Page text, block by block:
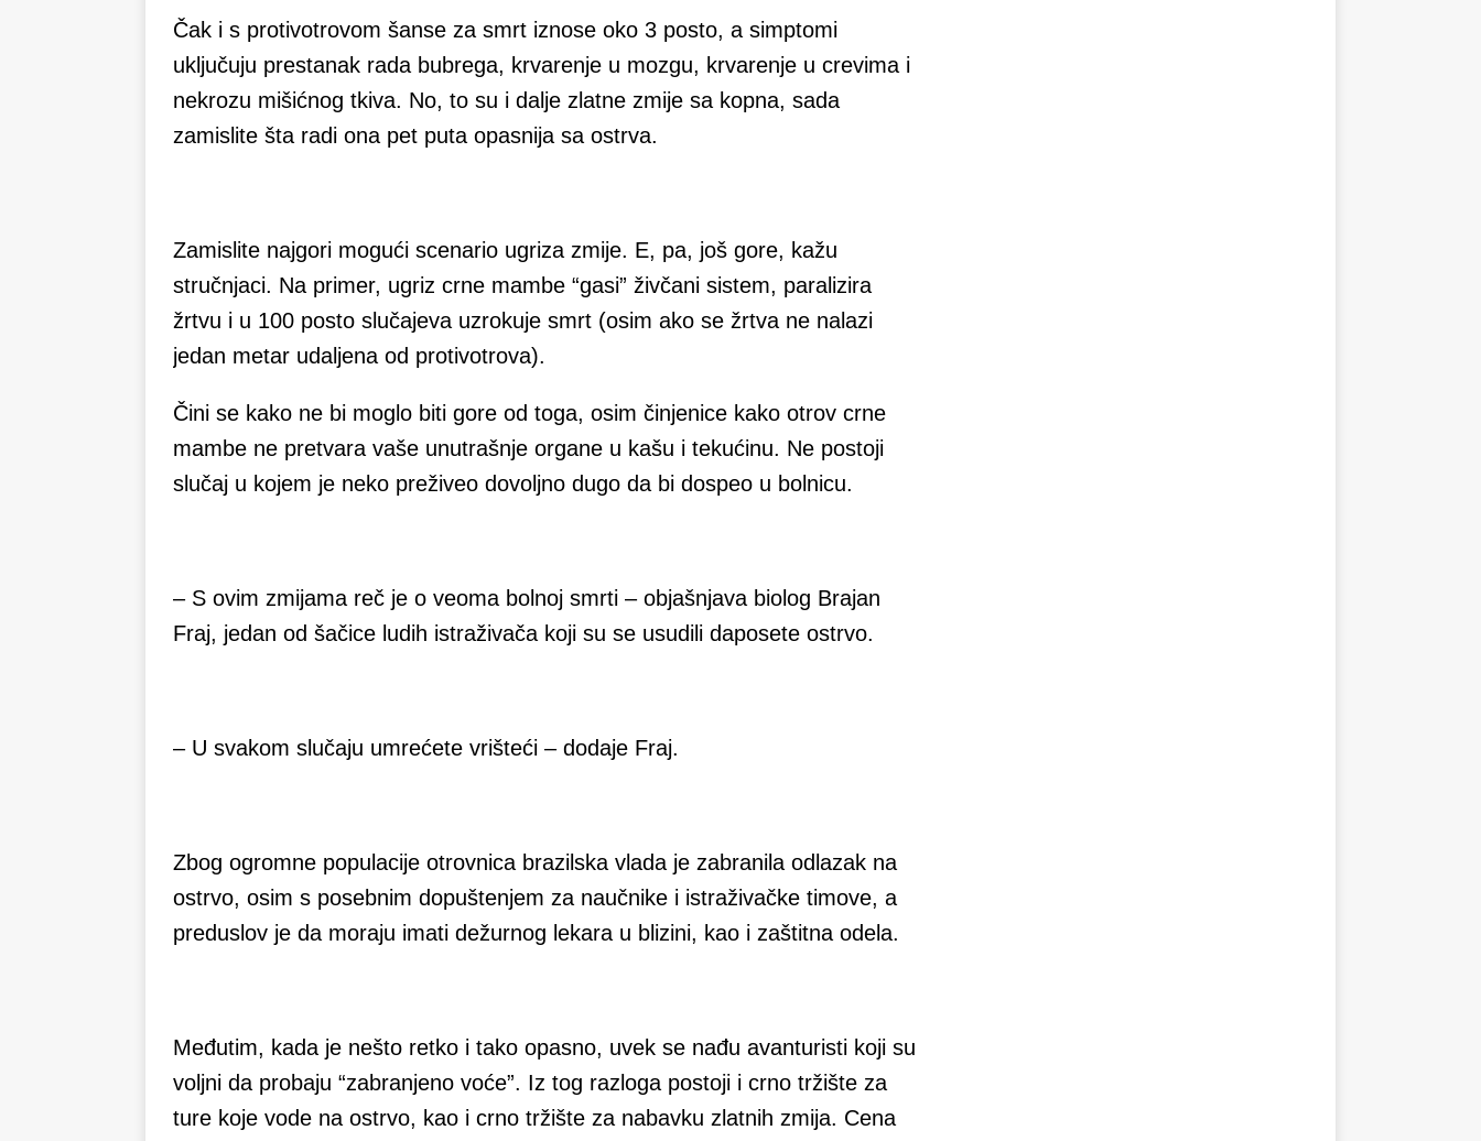
Čak i s protivotrovom šanse za smrt iznose oko 3 posto, a simptomi
uključuju prestanak rada bubrega, krvarenje u mozgu, krvarenje u crevima i
nekrozu mišićnog tkiva. No, to su i dalje zlatne zmije sa kopna, sada
zamislite šta radi ona pet puta opasnija sa ostrva.
Zamislite najgori mogući scenario ugriza zmije. E, pa, još gore, kažu
stručnjaci. Na primer, ugriz crne mambe “gasi” živčani sistem, paralizira
žrtvu i u 100 posto slučajeva uzrokuje smrt (osim ako se žrtva ne nalazi
jedan metar udaljena od protivotrova).
Čini se kako ne bi moglo biti gore od toga, osim činjenice kako otrov crne
mambe ne pretvara vaše unutrašnje organe u kašu i tekućinu. Ne postoji
slučaj u kojem je neko preživeo dovoljno dugo da bi dospeo u bolnicu.
– S ovim zmijama reč je o veoma bolnoj smrti – objašnjava biolog Brajan
Fraj, jedan od šačice ludih istraživača koji su se usudili daposete ostrvo.
– U svakom slučaju umrećete vrišteći – dodaje Fraj.
Zbog ogromne populacije otrovnica brazilska vlada je zabranila odlazak na
ostrvo, osim s posebnim dopuštenjem za naučnike i istraživačke timove, a
preduslov je da moraju imati dežurnog lekara u blizini, kao i zaštitna odela.
Međutim, kada je nešto retko i tako opasno, uvek se nađu avanturisti koji su
voljni da probaju “zabranjeno voće”. Iz tog razloga postoji i crno tržište za
ture koje vode na ostrvo, kao i crno tržište za nabavku zlatnih zmija. Cena